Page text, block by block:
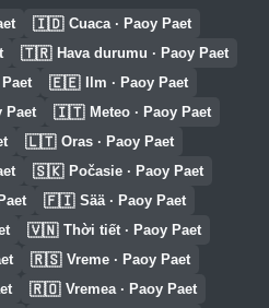
🇮🇩 Cuaca · Paoy Paet
🇹🇷 Hava durumu · Paoy Paet
🇪🇪 Ilm · Paoy Paet
Paet 🇮🇹 Meteo · Paoy Paet
🇱🇹 Oras · Paoy Paet
🇸🇰 Počasie · Paoy Paet
🇫🇮 Sää · Paoy Paet
🇻🇳 Thời tiết · Paoy Paet
🇷🇸 Vreme · Paoy Paet
🇷🇴 Vremea · Paoy Paet